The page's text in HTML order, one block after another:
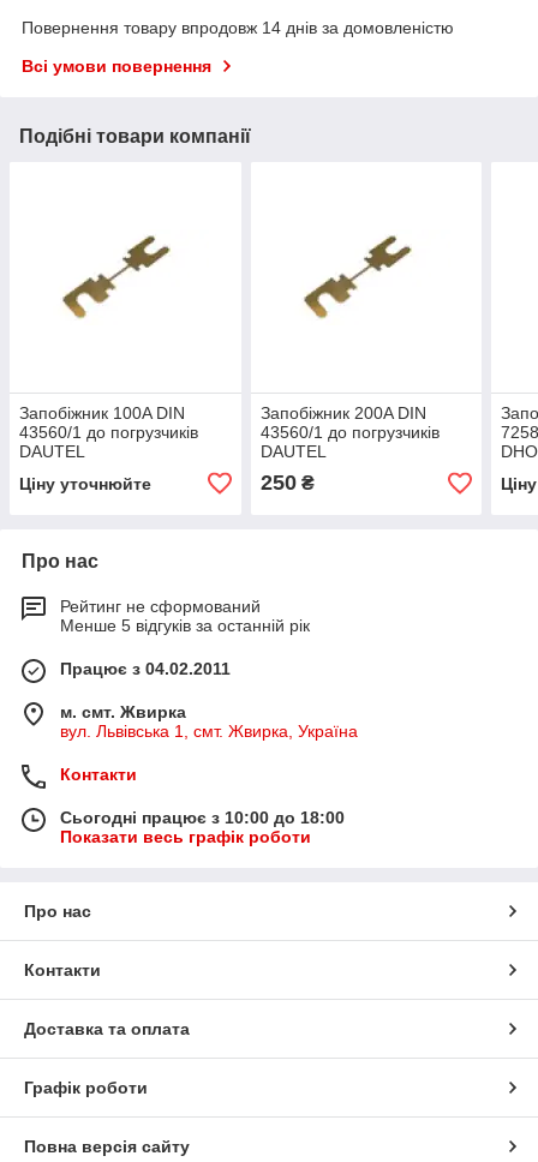
Повернення товару впродовж 14 днів за домовленістю
Всі умови повернення
Подібні товари компанії
Запобіжник 100A DIN
43560/1 до погрузчиків
DAUTEL
Ціну уточнюйте
Запобіжник 200A DIN
43560/1 до погрузчиків
DAUTEL
250₴
Про нас
Рейтинг не сформований
Менше 5 відгуків за останній рік
Працює з 04.02.2011
м. смт. Жвирка
вул. Львівська 1, смт. Жвирка, Україна
Контакти
Сьогодні працює з 10:00 до 18:00
Показати весь графік роботи
Про нас
Контакти
Доставка та оплата
Графік роботи
Повна версія сайту